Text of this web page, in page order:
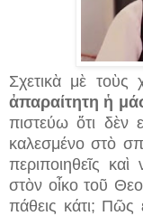
Σχετικὰ μὲ τοὺς
ἀπαραίτητη ἡ
πιστεύω ὅτι δὲν
καλεσμένο στὸ
περιποιηθεῖς
στὸν οἶκο τοῦ
πάθεις κάτι; Πῶς